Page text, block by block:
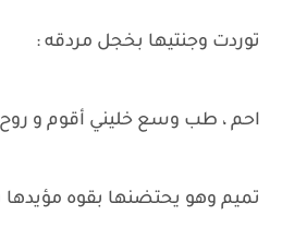
توردت وجنتيها بخجل مردقه :
احم ، طب وسع خليني أقوم و روح
تميم وهو يحتضنها بقوه مؤيدها